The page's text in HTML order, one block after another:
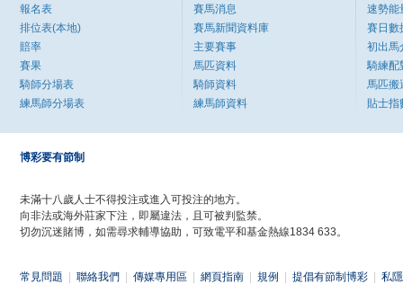
報名表
排位表(本地)
賠率
賽果
騎師分場表
練馬師分場表
賽馬消息
賽馬新聞資料庫
主要賽事
馬匹資料
騎師資料
練馬師資料
速勢能
賽日數
初出馬
騎練配
馬匹搬
貼士指
博彩要有節制
未滿十八歲人士不得投注或進入可投注的地方。
向非法或海外莊家下注，即屬違法，且可被判監禁。
切勿沉迷賭博，如需尋求輔導協助，可致電平和基金熱線1834 633。
常見問題 聯絡我們 傳媒專用區 網頁指南 規例 提倡有節制博彩 私